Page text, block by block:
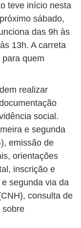
teve início nesta
sábado,
das 9h às
13h. A carreta
quem
realizar
social.
e segunda
emissão de
orientações
inscrição e
segunda via da
consulta de
sobre